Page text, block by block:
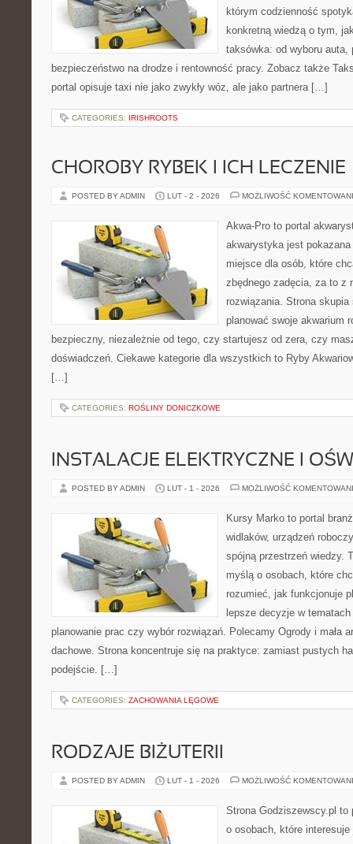
którym codzienność
konkretną wiedzą o tym,
taksówka: od wyboru auta,
bezpieczeństwo na drodze i rentowność pracy. Zobacz także
portal opisuje taxi nie jako zwykły wóz, ale jako partnera […]
CATEGORIES: IRISHROOTS
CHOROBY RYBEK I ICH LECZENIE
POSTED BY ADMIN LUT - 2 - 2026 MOŻLIWOŚĆ
Akwa-Pro to portal
akwarystyka jest
miejsce dla osób, które
zbędnego zadęcia, za to z
rozwiązania. Strona
planować swoje akwarium
bezpieczny, niezależnie od tego, czy startujesz od zera, czy
doświadczeń. Ciekawe kategorie dla wszystkich to Ryby
[…]
CATEGORIES: ROŚLINY DONICZKOWE
INSTALACJE ELEKTRYCZNE I
POSTED BY ADMIN LUT - 1 - 2026 MOŻLIWOŚĆ
Kursy Marko to portal
widlaków, urządzeń
spójną przestrzeń wiedzy.
myślą o osobach, które
rozumieć, jak funkcjonuje
lepsze decyzje w
planowanie prac czy wybór rozwiązań. Polecamy Ogrody i mała
dachowe. Strona koncentruje się na praktyce: zamiast pustych
podejście. […]
CATEGORIES: ZACHOWANIA LĘGOWE
RODZAJE BIŻUTERII
POSTED BY ADMIN LUT - 1 - 2026 MOŻLIWOŚĆ
Strona Godziszewscy.pl to
o osobach, które